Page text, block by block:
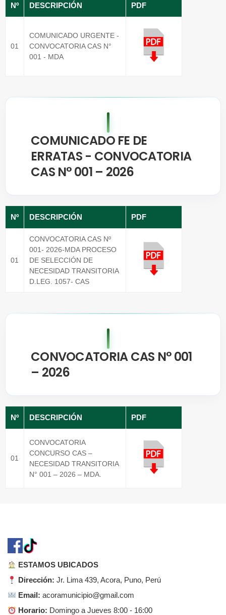
Nº DESCRIPCIÓN PDF
01
COMUNICADO URGENTE -
CONVOCATORIA CAS N°
001 - MDA
COMUNICADO FE DE
ERRATAS - CONVOCATORIA
CAS N° 001 – 2026
Nº DESCRIPCIÓN PDF
01
CONVOCATORIA CAS Nº
001- 2026-MDA PROCESO
DE SELECCIÓN DE
NECESIDAD TRANSITORIA
D.LEG. 1057- CAS
CONVOCATORIA CAS N° 001
– 2026
Nº DESCRIPCIÓN PDF
01
CONVOCATORIA
CONCURSO CAS –
NECESIDAD TRANSITORIA
N° 001 – 2026 – MDA.
ESTAMOS UBICADOS
Dirección: Jr. Lima 439, Acora, Puno, Perú
Email: acoramunicipio@gmail.com
Horario: Domingo a Jueves 8:00 - 16:00